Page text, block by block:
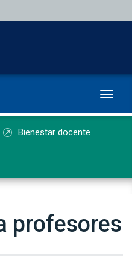
Bienestar docente
profesores